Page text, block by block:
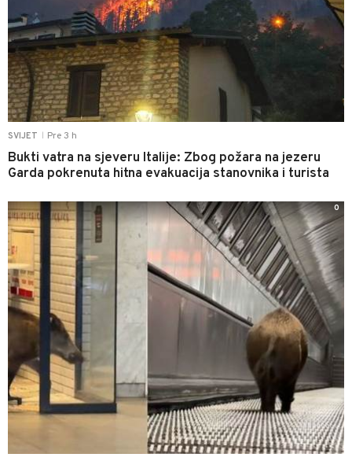
SVIJET Pre 3 h
Bukti vatra na sjeveru Italije: Zbog požara na jezeru
Garda pokrenuta hitna evakuacija stanovnika i turista
0